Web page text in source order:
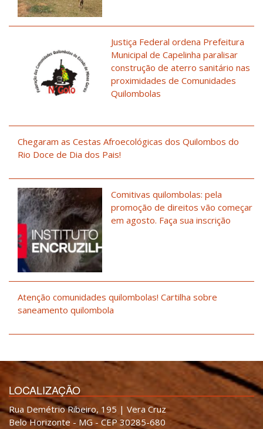
Justiça Federal ordena Prefeitura
Municipal de Capelinha paralisar
construção de aterro sanitário nas
proximidades de Comunidades
Quilombolas
Chegaram as Cestas Afroecológicas dos Quilombos do
Rio Doce de Dia dos Pais!
Comitivas quilombolas: pela
promoção de direitos vão começar
em agosto. Faça sua inscrição
Atenção comunidades quilombolas! Cartilha sobre
saneamento quilombola
LOCALIZAÇÃO
Rua Demétrio Ribeiro, 195 | Vera Cruz
Belo Horizonte - MG - CEP 30285-680